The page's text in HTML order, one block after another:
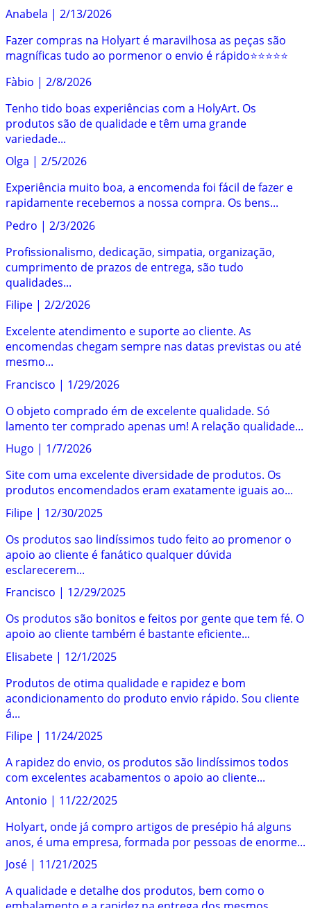
Anabela | 2/13/2026
Fazer compras na Holyart é maravilhosa as peças são
magníficas tudo ao pormenor o envio é rápido⭐️⭐️⭐️⭐️⭐️
Fàbio | 2/8/2026
Tenho tido boas experiências com a HolyArt. Os
produtos são de qualidade e têm uma grande
variedade...
Olga | 2/5/2026
Experiência muito boa, a encomenda foi fácil de fazer e
rapidamente recebemos a nossa compra. Os bens...
Pedro | 2/3/2026
Profissionalismo, dedicação, simpatia, organização,
cumprimento de prazos de entrega, são tudo
qualidades...
Filipe | 2/2/2026
Excelente atendimento e suporte ao cliente. As
encomendas chegam sempre nas datas previstas ou até
mesmo...
Francisco | 1/29/2026
O objeto comprado ém de excelente qualidade. Só
lamento ter comprado apenas um! A relação qualidade...
Hugo | 1/7/2026
Site com uma excelente diversidade de produtos. Os
produtos encomendados eram exatamente iguais ao...
Filipe | 12/30/2025
Os produtos sao lindíssimos tudo feito ao promenor o
apoio ao cliente é fanático qualquer dúvida
esclarecerem...
Francisco | 12/29/2025
Os produtos são bonitos e feitos por gente que tem fé. O
apoio ao cliente também é bastante eficiente...
Elisabete | 12/1/2025
Produtos de otima qualidade e rapidez e bom
acondicionamento do produto envio rápido. Sou cliente
á...
Filipe | 11/24/2025
A rapidez do envio, os produtos são lindíssimos todos
com excelentes acabamentos o apoio ao cliente...
Antonio | 11/22/2025
Holyart, onde já compro artigos de presépio há alguns
anos, é uma empresa, formada por pessoas de enorme...
José | 11/21/2025
A qualidade e detalhe dos produtos, bem como o